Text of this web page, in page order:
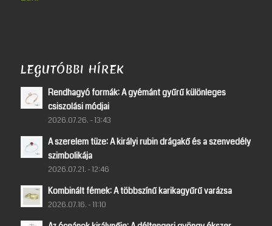
LEGUTÓBBI HÍREK
Rendhagyó formák: A gyémánt gyűrű különleges
csiszolási módjai
2026.07.26. - 13:43
A szerelem tüze: A királyi rubin drágakő és a szenvedély
szimbolikája
2026.07.21. - 12:46
Kombinált fémek: A többszínű karikagyűrű varázsa
2026.07.16. - 11:10